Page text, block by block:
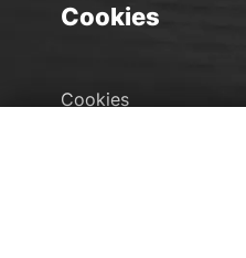
Cookies
Cookies